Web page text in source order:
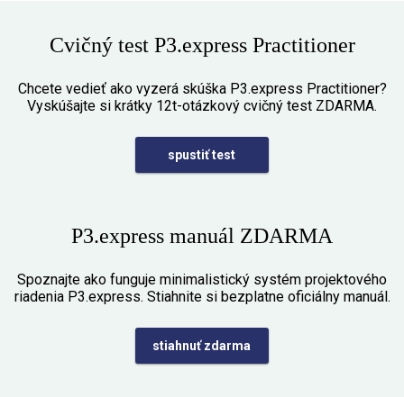
Day
Cvičný test P3.express Practitioner
Chcete vedieť ako vyzerá skúška P3.express Practitioner?
Vyskúšajte si krátky 12t-otázkový cvičný test ZDARMA.
spustiť test
P3.express manuál ZDARMA
Spoznajte ako funguje minimalistický systém projektového
riadenia P3.express. Stiahnite si bezplatne oficiálny manuál.
stiahnuť zdarma